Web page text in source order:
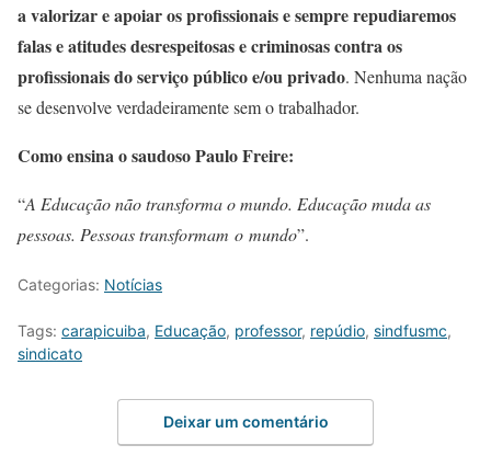
a valorizar e apoiar os profissionais e sempre repudiaremos
falas e atitudes desrespeitosas e criminosas contra os
profissionais do serviço público e/ou privado. Nenhuma nação
se desenvolve verdadeiramente sem o trabalhador.
Como ensina o saudoso Paulo Freire:
“A Educação não transforma o mundo. Educação muda as
pessoas. Pessoas transformam o mundo”.
Categorias: Notícias
Tags: carapicuiba, Educação, professor, repúdio, sindfusmc,
sindicato
Deixar um comentário